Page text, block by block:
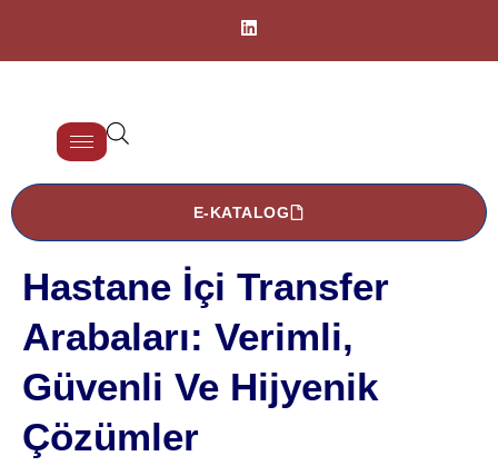
E-KATALOG
Hastane İçi Transfer
Arabaları: Verimli,
Güvenli Ve Hijyenik
Çözümler